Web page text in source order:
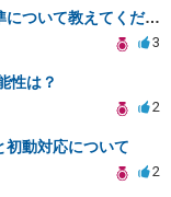
弁護士の意見が異なる場合の信頼基準について教えてください
3
性は？
2
初動対応について
2